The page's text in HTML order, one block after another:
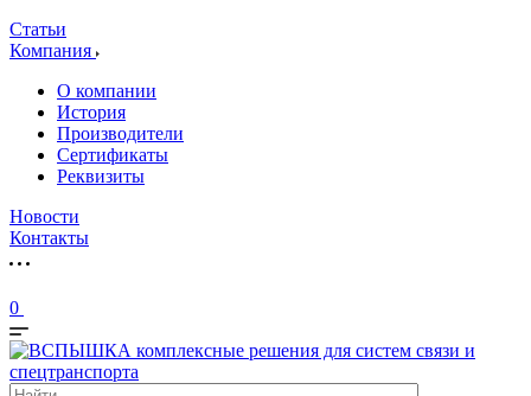
Статьи
Компания
О компании
История
Производители
Сертификаты
Реквизиты
Новости
Контакты
0